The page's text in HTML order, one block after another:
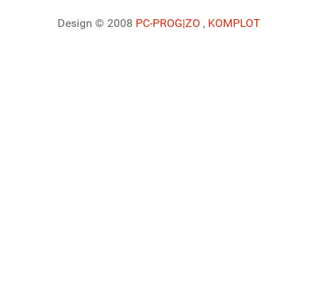
Design © 2008 PC-PROG|ZO , KOMPLOT